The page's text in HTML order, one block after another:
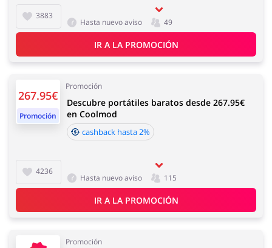
3883
Hasta nuevo aviso 49
IR A LA PROMOCIÓN
267.95€
Promoción
Promoción
4236
Descubre portátiles baratos desde 267.95€
en Coolmod
cashback hasta 2%
Hasta nuevo aviso 115
IR A LA PROMOCIÓN
Promoción